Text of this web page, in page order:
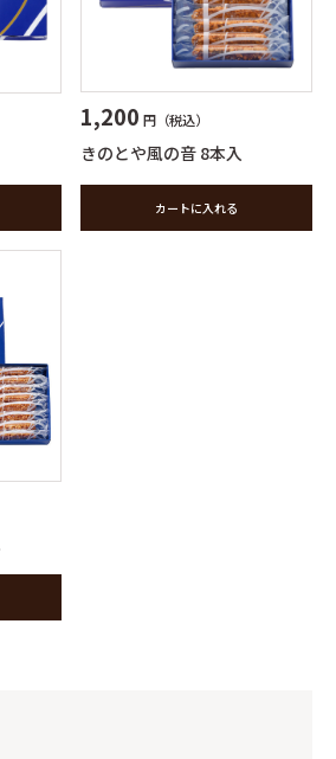
1,200 円（税込）
きのとや風の音 8本入
カートに入れる